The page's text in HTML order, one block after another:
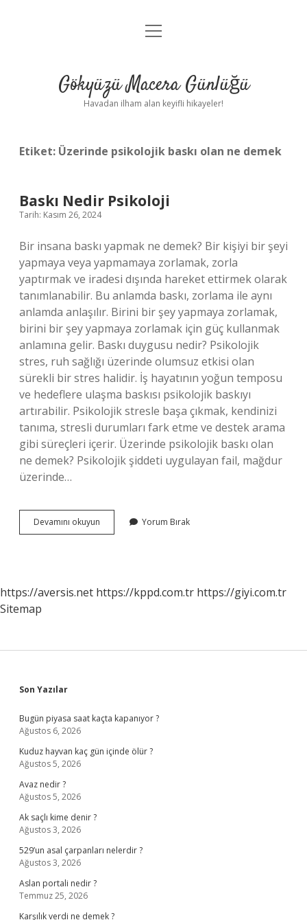
Anasayfa
Yasal Uyarı
menüyü
Gökyüzü Macera Günlüğü
Havadan ilham alan keyifli hikayeler!
Etiket: Üzerinde psikolojik baskı olan ne demek
Baskı Nedir Psikoloji
Tarih: Kasım 26, 2024
Bir insana baskı yapmak ne demek? Bir kişiyi bir şeyi
yapmaya veya yapmamaya zorlamak, zorla
yaptırmak ve iradesi dışında hareket ettirmek olarak
tanımlanabilir. Bu anlamda baskı, zorlama ile aynı
anlamda anlaşılır. Birini bir şey yapmaya zorlamak,
birini bir şey yapmaya zorlamak için güç kullanmak
anlamına gelir. Baskı duygusu nedir? Psikolojik
stres, ruh sağlığı üzerinde olumsuz etkisi olan
sürekli bir stres halidir. İş hayatının yoğun temposu
ve hedeflere ulaşma baskısı psikolojik baskıyı
artırabilir. Psikolojik stresle başa çıkmak, kendinizi
tanıma, stresli durumları fark etme ve destek arama
gibi süreçleri içerir. Üzerinde psikolojik baskı olan
ne demek? Psikolojik şiddeti uygulayan fail, mağdur
üzerinde…
Devamını okuyun
Nedir
Yorum Bırak
https://aversis.net https://kppd.com.tr https://giyi.com.tr
Sitemap
Sidebar
Son Yazılar
Bugün piyasa saat kaçta kapanıyor ?
Ağustos 6, 2026
Kuduz hayvan kaç gün içinde ölür ?
Ağustos 5, 2026
Avaz nedir ?
Ağustos 5, 2026
Ak saçlı kime denir ?
Ağustos 3, 2026
529’un asal çarpanları nelerdir ?
Ağustos 3, 2026
Aslan portali nedir ?
Temmuz 25, 2026
Karşılık verdi ne demek ?